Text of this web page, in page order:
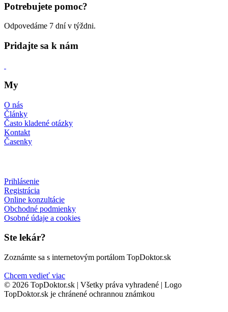
Potrebujete pomoc?
Odpovedáme 7 dní v týždni.
Pridajte sa k nám
My
O nás
Články
Často kladené otázky
Kontakt
Časenky
Prihlásenie
Registrácia
Online konzultácie
Obchodné podmienky
Osobné údaje a cookies
Ste lekár?
Zoznámte sa s internetovým portálom TopDoktor.sk
Chcem vedieť viac
© 2026 TopDoktor.sk | Všetky práva vyhradené | Logo
TopDoktor.sk je chránené ochrannou známkou